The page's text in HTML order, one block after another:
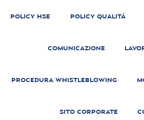
POLICY HSE POLICY QUALITÁ
COMUNICAZIONE
PROCEDURA WHISTLEBLOWING
SITO CORPORATE